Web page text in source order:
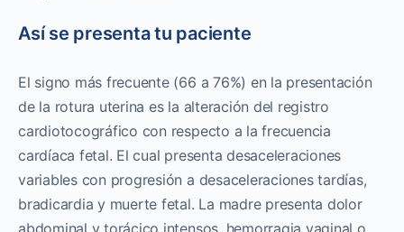
Así se presenta tu paciente
El signo más frecuente (66 a 76%) en la presentación
de la rotura uterina es la alteración del registro
cardiotocográfico con respecto a la frecuencia
cardíaca fetal. El cual presenta desaceleraciones
variables con progresión a desaceleraciones tardías,
bradicardia y muerte fetal. La madre presenta dolor
abdominal y torácico intensos, hemorragia vaginal o